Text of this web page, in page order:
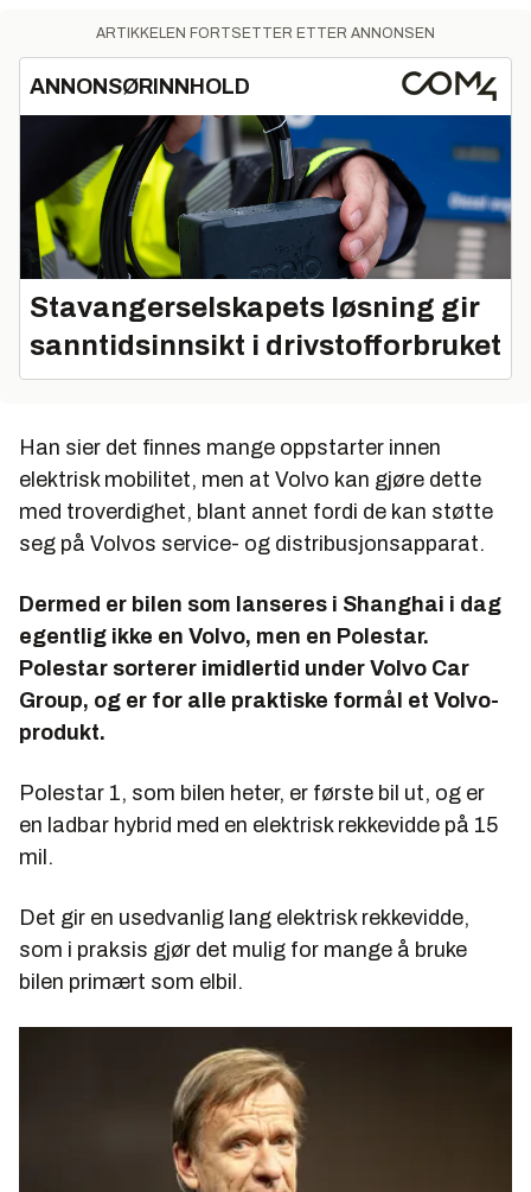
ARTIKKELEN FORTSETTER ETTER ANNONSEN
ANNONSØRINNHOLD
Stavangerselskapets løsning gir
sanntidsinnsikt i drivstofforbruket
Han sier det finnes mange oppstarter innen
elektrisk mobilitet, men at Volvo kan gjøre dette
med troverdighet, blant annet fordi de kan støtte
seg på Volvos service- og distribusjonsapparat.
Dermed er bilen som lanseres i Shanghai i dag
egentlig ikke en Volvo, men en Polestar.
Polestar sorterer imidlertid under Volvo Car
Group, og er for alle praktiske formål et Volvo-
produkt.
Polestar 1, som bilen heter, er første bil ut, og er
en ladbar hybrid med en elektrisk rekkevidde på 15
mil.
Det gir en usedvanlig lang elektrisk rekkevidde,
som i praksis gjør det mulig for mange å bruke
bilen primært som elbil.